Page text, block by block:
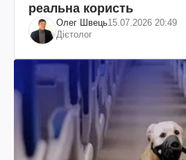
реальна користь
Олег Швець15.07.2026 20:49
Дієтолог